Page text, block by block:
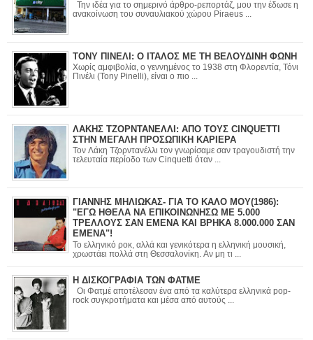
Την ιδέα για το σημερινό άρθρο-ρεπορτάζ, μου την έδωσε η
ανακοίνωση του συναυλιακού χώρου Piraeus ...
ΤΟΝΥ ΠΙΝΕΛΙ: Ο ΙΤΑΛΟΣ ΜΕ ΤΗ ΒΕΛΟΥΔΙΝΗ ΦΩΝΗ
Χωρίς αμφιβολία, ο γεννημένος το 1938 στη Φλορεντία, Τόνι
Πινέλι (Tony Pinelli), είναι ο πιο ...
ΛΑΚΗΣ ΤΖΟΡΝΤΑΝΕΛΛΙ: ΑΠΟ ΤΟΥΣ CINQUETTI
ΣΤΗΝ ΜΕΓΑΛΗ ΠΡΟΣΩΠΙΚΗ ΚΑΡΙΕΡΑ
Τον Λάκη Τζορντανέλλι τον γνωρίσαμε σαν τραγουδιστή την
τελευταία περίοδο των Cinquetti όταν ...
ΓΙΑΝΝΗΣ ΜΗΛΙΩΚΑΣ- ΓΙΑ ΤΟ ΚΑΛΟ ΜΟΥ(1986):
"ΕΓΩ ΗΘΕΛΑ ΝΑ ΕΠΙΚΟΙΝΩΝΗΣΩ ΜΕ 5.000
ΤΡΕΛΛΟΥΣ ΣΑΝ ΕΜΕΝΑ ΚΑΙ ΒΡΗΚΑ 8.000.000 ΣΑΝ
ΕΜΕΝΑ"!
Το ελληνικό ροκ, αλλά και γενικότερα η ελληνική μουσική,
χρωστάει πολλά στη Θεσσαλονίκη. Αν μη τι ...
Η ΔΙΣΚΟΓΡΑΦΙΑ ΤΩΝ ΦΑΤΜΕ
Οι Φατμέ αποτέλεσαν ένα από τα καλύτερα ελληνικά pop-
rock συγκροτήματα και μέσα από αυτούς ...